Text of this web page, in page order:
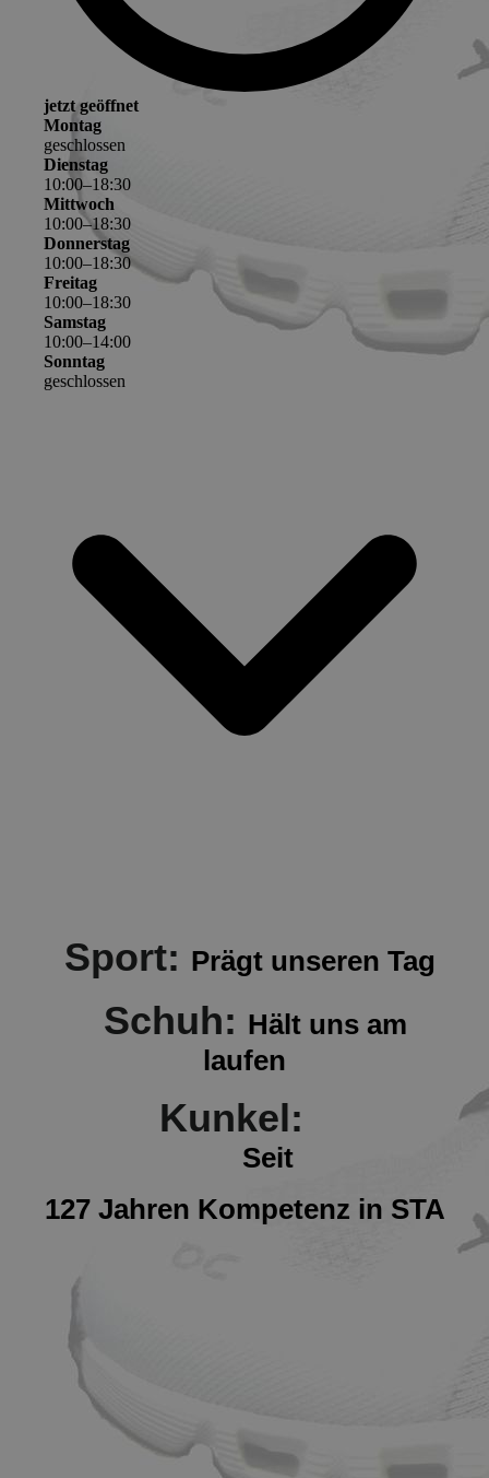
jetzt geöffnet
Montag
geschlossen
Dienstag
10:00–18:30
Mittwoch
10:00–18:30
Donnerstag
10:00–18:30
Freitag
10:00–18:30
Samstag
10:00–14:00
Sonntag
geschlossen
Sport: Prägt unseren Tag
Schuh: Hält uns am
laufen
Kunkel:
Seit
127 Jahren Kompetenz in STA